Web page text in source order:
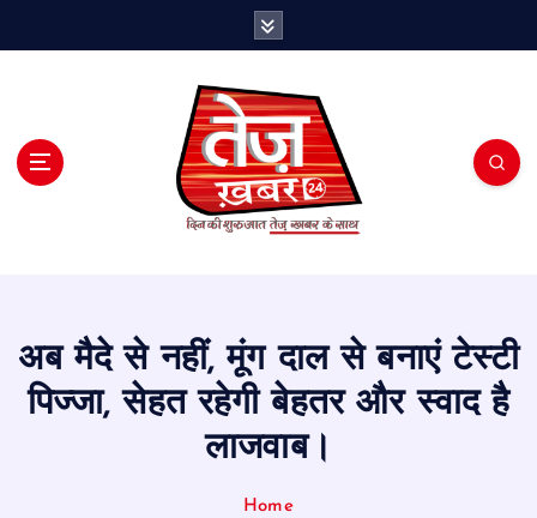
अब मैदे से नहीं, मूंग दाल से बनाएं टेस्टी
पिज्जा, सेहत रहेगी बेहतर और स्वाद है
लाजवाब।
Home